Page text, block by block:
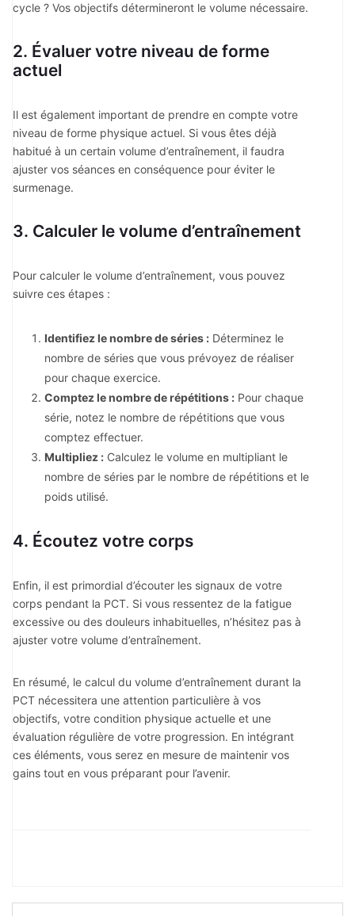
cycle ? Vos objectifs détermineront le volume nécessaire.
2. Évaluer votre niveau de forme
actuel
Il est également important de prendre en compte votre
niveau de forme physique actuel. Si vous êtes déjà
habitué à un certain volume d’entraînement, il faudra
ajuster vos séances en conséquence pour éviter le
surmenage.
3. Calculer le volume d’entraînement
Pour calculer le volume d’entraînement, vous pouvez
suivre ces étapes :
Identifiez le nombre de séries : Déterminez le
nombre de séries que vous prévoyez de réaliser
pour chaque exercice.
Comptez le nombre de répétitions : Pour chaque
série, notez le nombre de répétitions que vous
comptez effectuer.
Multipliez : Calculez le volume en multipliant le
nombre de séries par le nombre de répétitions et le
poids utilisé.
4. Écoutez votre corps
Enfin, il est primordial d’écouter les signaux de votre
corps pendant la PCT. Si vous ressentez de la fatigue
excessive ou des douleurs inhabituelles, n’hésitez pas à
ajuster votre volume d’entraînement.
En résumé, le calcul du volume d’entraînement durant la
PCT nécessitera une attention particulière à vos
objectifs, votre condition physique actuelle et une
évaluation régulière de votre progression. En intégrant
ces éléments, vous serez en mesure de maintenir vos
gains tout en vous préparant pour l’avenir.